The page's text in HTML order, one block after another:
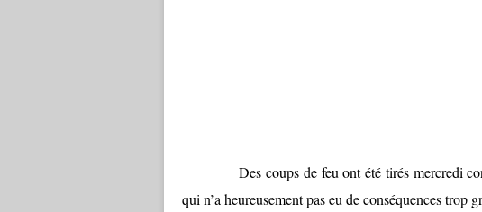
Des coups de feu ont été tirés mercredi
qui n’a heureusement pas eu de conséquences trop